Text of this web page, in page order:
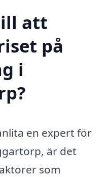
att
på
i
en expert för
är det
som